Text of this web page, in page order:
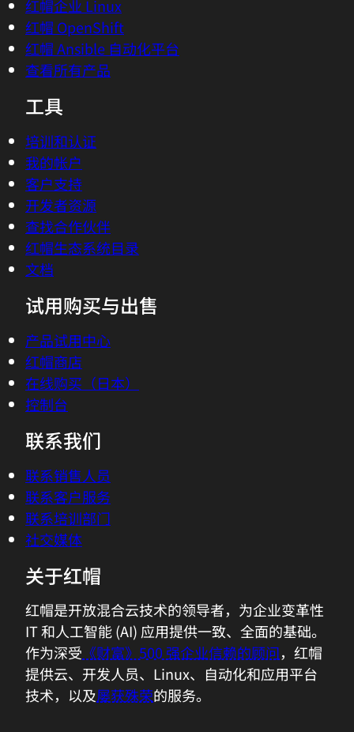
红帽企业 Linux
红帽 OpenShift
红帽 Ansible 自动化平台
查看所有产品
工具
培训和认证
我的帐户
客户支持
开发者资源
查找合作伙伴
红帽生态系统目录
文档
试用购买与出售
产品试用中心
红帽商店
在线购买（日本）
控制台
联系我们
联系销售人员
联系客户服务
联系培训部门
社交媒体
关于红帽
红帽是开放混合云技术的领导者，为企业变革性
IT 和人工智能 (AI) 应用提供一致、全面的基础。
作为深受 《财富》500 强企业信赖的顾问，红帽
提供云、开发人员、Linux、自动化和应用平台
技术，以及屡获殊荣的服务。